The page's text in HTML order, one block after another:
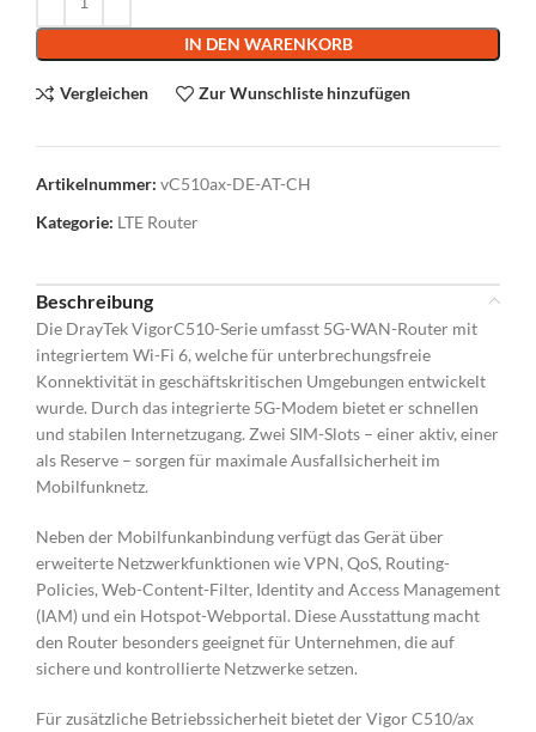
IN DEN WARENKORB
Vergleichen Zur Wunschliste hinzufügen
Artikelnummer: vC510ax-DE-AT-CH
Kategorie: LTE Router
Beschreibung
Die DrayTek VigorC510-Serie umfasst 5G-WAN-Router mit
integriertem Wi-Fi 6, welche für unterbrechungsfreie
Konnektivität in geschäftskritischen Umgebungen entwickelt
wurde. Durch das integrierte 5G-Modem bietet er schnellen
und stabilen Internetzugang. Zwei SIM-Slots – einer aktiv, einer
als Reserve – sorgen für maximale Ausfallsicherheit im
Mobilfunknetz.
Neben der Mobilfunkanbindung verfügt das Gerät über
erweiterte Netzwerkfunktionen wie VPN, QoS, Routing-
Policies, Web-Content-Filter, Identity and Access Management
(IAM) und ein Hotspot-Webportal. Diese Ausstattung macht
den Router besonders geeignet für Unternehmen, die auf
sichere und kontrollierte Netzwerke setzen.
Für zusätzliche Betriebssicherheit bietet der Vigor C510/ax